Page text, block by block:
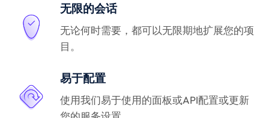
无限的会话
无论何时需要，都可以无限期地扩展您的项
目。
易于配置
使用我们易于使用的面板或API配置或更新